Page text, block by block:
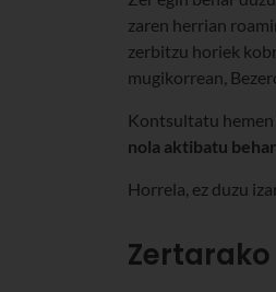
zaren herrian
zerbitzu horiek
mugikorrean,
Kontsultatu hemen
nola aktibatu
Horrela, ez duzu